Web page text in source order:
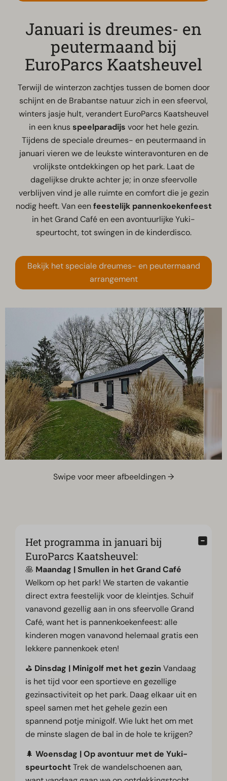
Januari is dreumes- en
peutermaand bij
EuroParcs Kaatsheuvel
Terwijl de winterzon zachtjes tussen de bomen door
schijnt en de Brabantse natuur zich in een sfeervol,
winters jasje hult, verandert EuroParcs Kaatsheuvel
in een knusspeelparadijs voor het hele gezin.
Tijdens de speciale dreumes- en peutermaand in
januari vieren we de leukste winteravonturen en de
vrolijkste ontdekkingen op het park. Laat de
dagelijkse drukte achter je; in onze sfeervolle
verblijven vind je alle ruimte en comfort die je gezin
nodig heeft. Van eenfeestelijk pannenkoekenfeest
in het Grand Café en een avontuurlijke Yuki-
speurtocht, tot swingen in de kinderdisco.
Bekijk het speciale dreumes- en peutermaand
arrangement
Swipe voor meer afbeeldingen →
Het programma in januari bij
EuroParcs Kaatsheuvel:
🥞 Maandag | Smullen in het Grand Café
Welkom op het park! We starten de vakantie
direct extra feestelijk voor de kleintjes. Schuif
vanavond gezellig aan in ons sfeervolle Grand
Café, want het is pannenkoekenfeest: alle
kinderen mogen vanavond helemaal gratis een
lekkere pannenkoek eten!
⛳ Dinsdag | Minigolf met het gezin Vandaag
is het tijd voor een sportieve en gezellige
gezinsactiviteit op het park. Daag elkaar uit en
speel samen met het gehele gezin een
spannend potje minigolf. Wie lukt het om met
de minste slagen de bal in de hole te krijgen?
🌲Woensdag | Op avontuur met de Yuki-
speurtochtTrek de wandelschoenen aan,